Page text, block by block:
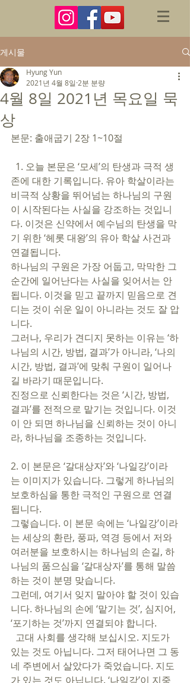
게시물
4월 8일 2021년 목요일 묵
상
Hyung Yun
2021년 4월 8일 2분 분량
본문: 출애굽기 2장 1~10절
존에 대한 기록입니다. 유아 학살이라는
비극적 상황을 뛰어넘는 하나님의 구원
이 시작된다는 사실을 강조하는 것입니
다. 이것은 신약에서 예수님의 탄생을 막
기 위한 ‘헤롯 대왕’의 유아 학살 사건과
연결됩니다.
하나님의 구원은 가장 어둡고, 막막한 그
순간에 일어난다는 사실을 잊어서는 안
됩니다. 이것을 믿고 끝까지 믿음으로 견
디는 것이 쉬운 일이 아니라는 것도 잘 압
니다.
그러나, 우리가 견디지 못하는 이유는 ‘하
나님의 시간, 방법, 결과’가 아니라, ‘나의
시간, 방법, 결과’에 맞춰 구원이 일어나
길 바라기 때문입니다.
진정으로 신뢰한다는 것은 ‘시간, 방법,
결과’를 전적으로 맡기는 것입니다. 이것
이 안 되면 하나님을 신뢰하는 것이 아니
라, 하나님을 조종하는 것입니다.
2. 이 본문은 ‘갈대상자’와 ‘나일강’이라
는 이미지가 있습니다. 그렇게 하나님의
보호하심을 통한 극적인 구원으로 연결
됩니다.
그렇습니다. 이 본문 속에는 ‘나일강’이라
는 세상의 환란, 풍파, 역경 등에서 저와
여러분을 보호하시는 하나님의 손길, 하
나님의 품으심을 ‘갈대상자’를 통해 말씀
하는 것이 분명 맞습니다.
그런데, 여기서 잊지 말아야 할 것이 있습
니다. 하나님의 손에 ‘맡기는 것’, 심지어,
‘포기하는 것’까지 연결되야 합니다.
있는 것도 아닙니다. 그저 태어나면 그 동
네 주변에서 살았다가 죽었습니다. 지도
가 있는 것도 아닙니다. ‘나일강’이 지중